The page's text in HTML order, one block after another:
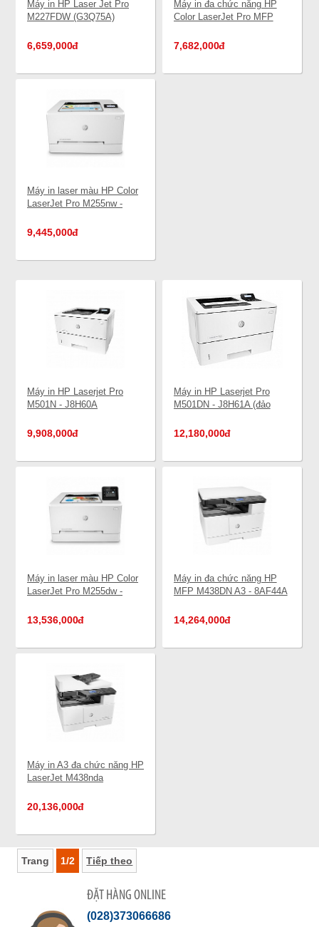
Máy in HP Laser Jet Pro
M227FDW (G3Q75A)
6,659,000đ
Máy in đa chức năng HP
Color LaserJet Pro MFP
Scan, Lan)
7,682,000đ
Máy in laser màu HP Color
LaserJet Pro M255nw -
9,445,000đ
Máy in HP Laserjet Pro
M501N - J8H60A
9,908,000đ
Máy in HP Laserjet Pro
M501DN - J8H61A (đảo
12,180,000đ
Máy in laser màu HP Color
LaserJet Pro M255dw -
13,536,000đ
Máy in đa chức năng HP
MFP M438DN A3 - 8AF44A
14,264,000đ
Máy in A3 đa chức năng HP
LaserJet M438nda
20,136,000đ
Trang 1/2 Tiếp theo
ĐẶT HÀNG ONLINE
(028)373066686